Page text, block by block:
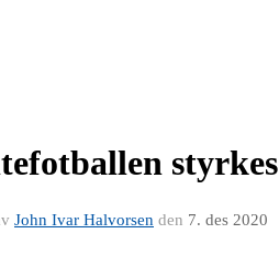
styrkes
John Ivar Halvorsen den 7. des 2020